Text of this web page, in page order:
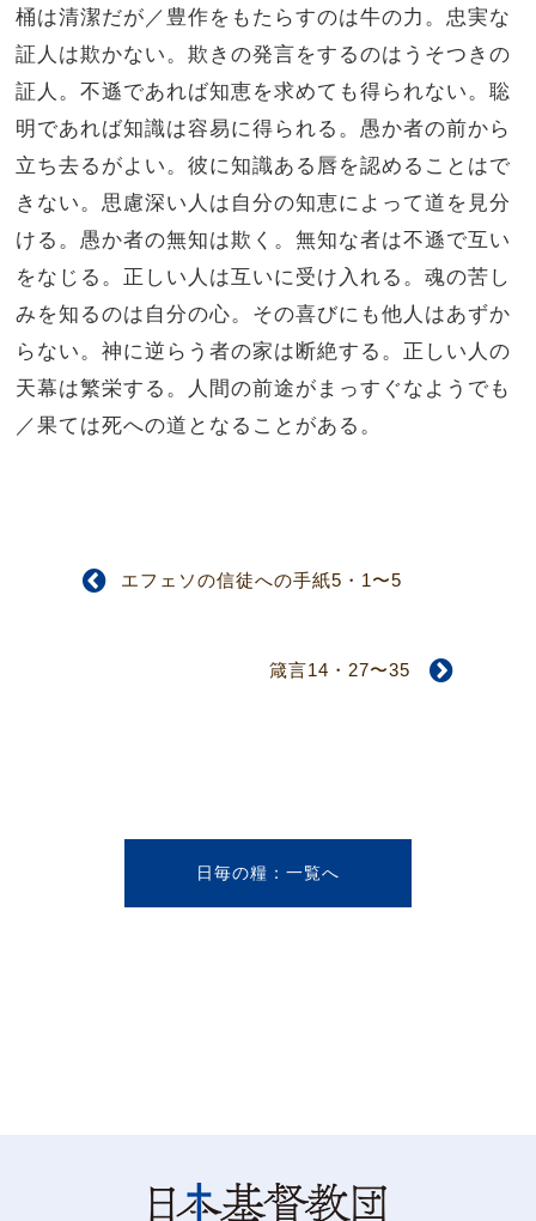
桶は清潔だが／豊作をもたらすのは牛の力。忠実な
証人は欺かない。欺きの発言をするのはうそつきの
証人。不遜であれば知恵を求めても得られない。聡
明であれば知識は容易に得られる。愚か者の前から
立ち去るがよい。彼に知識ある唇を認めることはで
きない。思慮深い人は自分の知恵によって道を見分
ける。愚か者の無知は欺く。無知な者は不遜で互い
をなじる。正しい人は互いに受け入れる。魂の苦し
みを知るのは自分の心。その喜びにも他人はあずか
らない。神に逆らう者の家は断絶する。正しい人の
天幕は繁栄する。人間の前途がまっすぐなようでも
／果ては死への道となることがある。
エフェソの信徒への手紙5・1〜5
箴言14・27〜35
日毎の糧